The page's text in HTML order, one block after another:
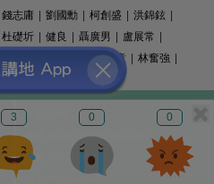
3 0 0
錢志庸 劉國勳 柯創盛 洪錦鉉
杜礎圻 健良 聶廣男 盧展常
姚銘 精選文章 林奮強
© 港人講地
電郵: speakout@speakout.hk
傳真: 85228041301